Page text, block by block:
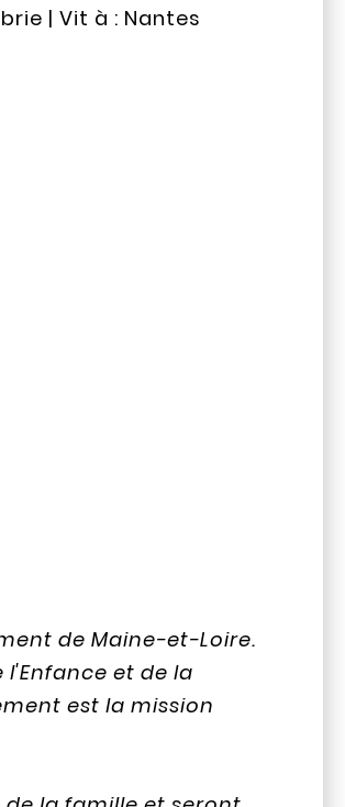
| Vit à : Nantes
de Maine-et-Loire.
et de la
est la mission